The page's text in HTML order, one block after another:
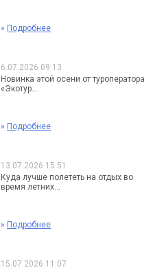
» Подробнее
6.07.2026 09:13
Новинка этой осени от туроператора
«Экотур...
» Подробнее
13.07.2026 15:51
Куда лучше полететь на отдых во
время летних...
» Подробнее
15.07.2026 11:07